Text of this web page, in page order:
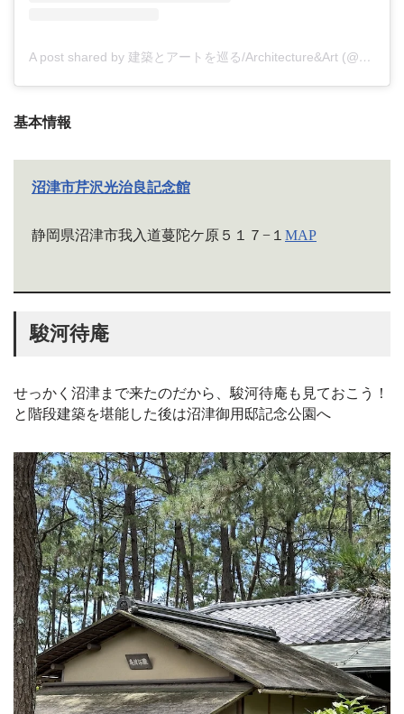
A post shared by 建築とアートを巡る/Architecture&Art (@_saaaaaoo_)
基本情報
沼津市芹沢光治良記念館
静岡県沼津市我入道蔓陀ケ原５１７−１ MAP
駿河待庵
せっかく沼津まで来たのだから、駿河待庵も見ておこう！
と階段建築を堪能した後は沼津御用邸記念公園へ